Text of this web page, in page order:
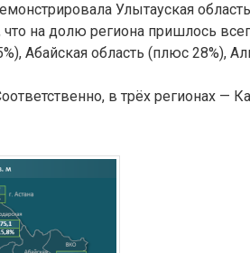
Улытауская
на долю региона пришлось
Абайская область (плюс 28%),
в трёх регионах —